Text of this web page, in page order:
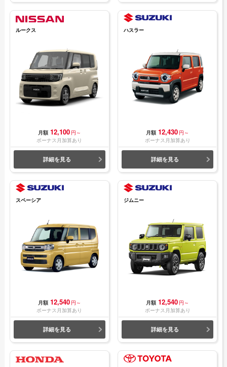
ルークス
月額 12,100 円～
ボーナス月加算あり
詳細を見る
ハスラー
月額 12,430 円～
ボーナス月加算あり
詳細を見る
スペーシア
月額 12,540 円～
ボーナス月加算あり
詳細を見る
ジムニー
月額 12,540 円～
ボーナス月加算あり
詳細を見る